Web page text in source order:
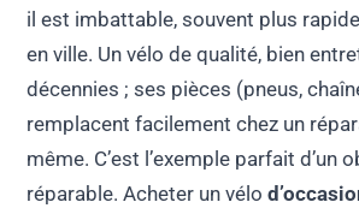
il est imbattable, souvent plus
en ville. Un vélo de qualité, bien
décennies ; ses pièces (pneus,
remplacent facilement chez un
même. C’est l’exemple parfait d’un
réparable. Acheter un vélo